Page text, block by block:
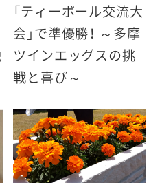
「ティーボール交流大
会」で準優勝！ ～多摩
ツインエッグスの挑
戦と喜び～